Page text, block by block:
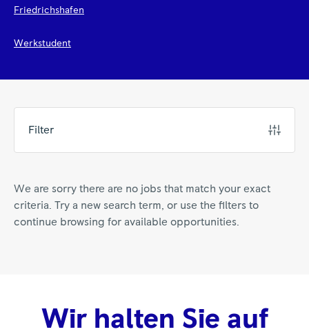
Friedrichshafen
Werkstudent
Filter
We are sorry there are no jobs that match your exact
criteria. Try a new search term, or use the filters to
continue browsing for available opportunities.
Wir halten Sie auf